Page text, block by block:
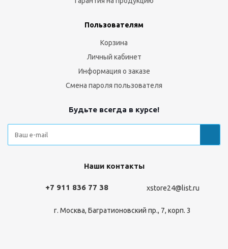
Пользователям
Корзина
Личный кабинет
Информация о заказе
Смена пароля пользователя
Будьте всегда в курсе!
Наши контакты
+7 911 836 77 38 xstore24@list.ru
г. Москва, Багратионовский пр., 7, корп. 3